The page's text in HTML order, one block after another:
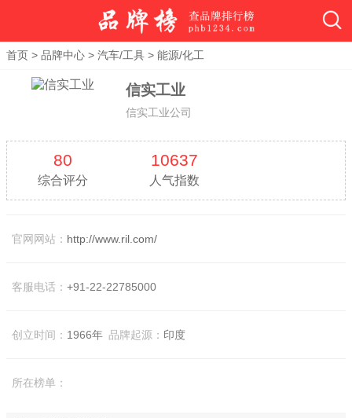
首页 > 品牌中心 > 汽车/工具 > 能源/化工
信实工业
信实工业公司
80
综合评分
10637
人气指数
官网网站： http://www.ril.com/
客服电话： +91-22-22785000
创立时间： 1966年 品牌起源： 印度
所在榜单：